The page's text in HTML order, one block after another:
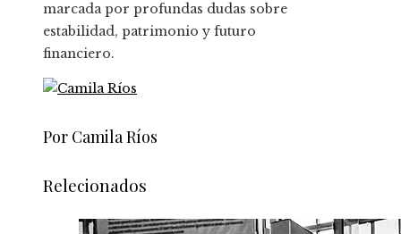
marcada por profundas dudas sobre
estabilidad, patrimonio y futuro
financiero.
Por Camila Ríos
Relecionados